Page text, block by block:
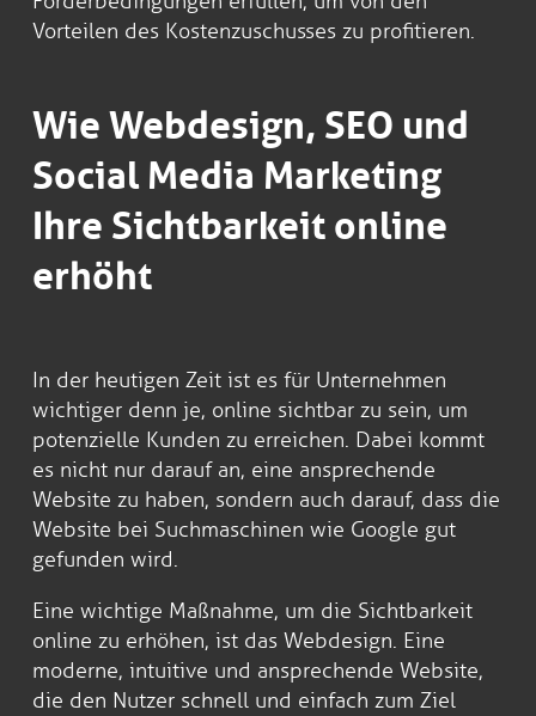
Vorteilen des Kostenzuschusses zu profitieren.
Wie Webdesign, SEO und
Social Media Marketing
Ihre Sichtbarkeit online
erhöht
In der heutigen Zeit ist es für Unternehmen
wichtiger denn je, online sichtbar zu sein, um
potenzielle Kunden zu erreichen. Dabei kommt
es nicht nur darauf an, eine ansprechende
Website zu haben, sondern auch darauf, dass die
Website bei Suchmaschinen wie Google gut
gefunden wird.
Eine wichtige Maßnahme, um die Sichtbarkeit
online zu erhöhen, ist das Webdesign. Eine
moderne, intuitive und ansprechende Website,
die den Nutzer schnell und einfach zum Ziel